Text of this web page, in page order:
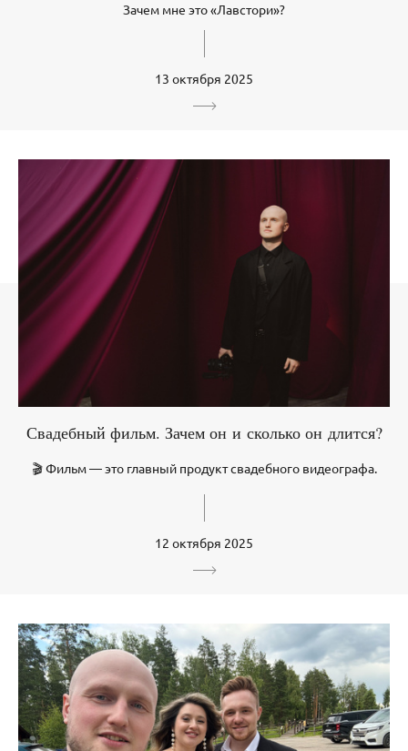
Зачем мне это «Лавстори»?
13 октября 2025
Свадебный фильм. Зачем он и сколько он длится?
🎬 Фильм — это главный продукт свадебного видеографа.
12 октября 2025